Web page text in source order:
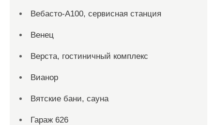
Вебасто-А100, сервисная станция
Венец
Верста, гостиничный комплекс
Вианор
Вятские бани, сауна
Гараж 626